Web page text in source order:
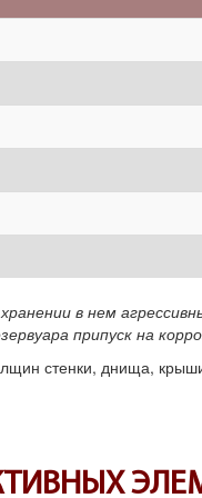
в нем
припуск на
стенки, днища,